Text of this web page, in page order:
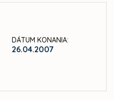
DÁTUM KONANIA:
26.04.2007